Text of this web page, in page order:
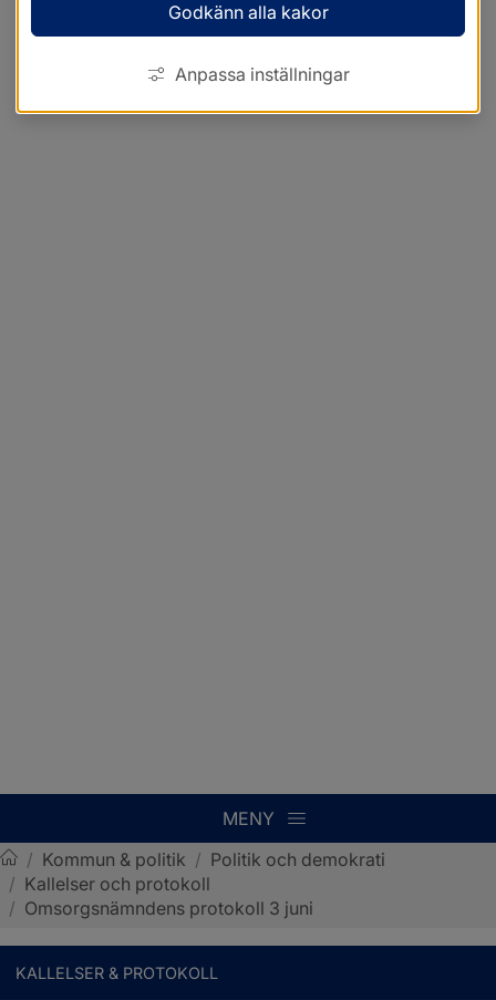
MENY
Sotenäs kommun
/ Kommun & politik / Politik och demokrati
/ Kallelser och protokoll
/ Omsorgsnämndens protokoll 3 juni
KALLELSER & PROTOKOLL
Godkänn alla kakor
Anpassa inställningar